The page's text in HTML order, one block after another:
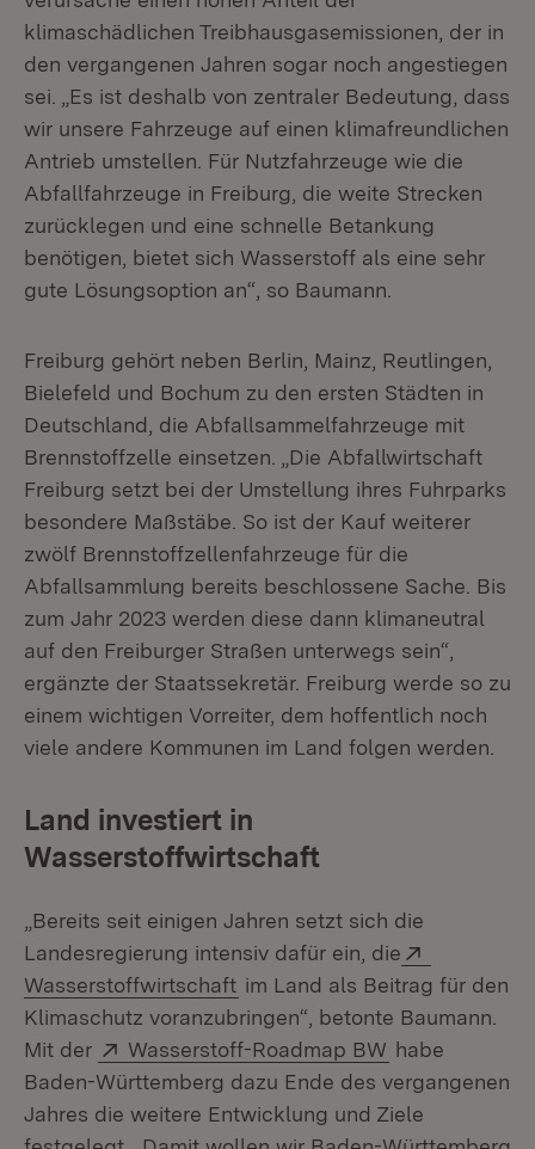
klimaschädlichen Treibhausgasemissionen, der in
den vergangenen Jahren sogar noch angestiegen
sei. „Es ist deshalb von zentraler Bedeutung, dass
wir unsere Fahrzeuge auf einen klimafreundlichen
Antrieb umstellen. Für Nutzfahrzeuge wie die
Abfallfahrzeuge in Freiburg, die weite Strecken
zurücklegen und eine schnelle Betankung
benötigen, bietet sich Wasserstoff als eine sehr
gute Lösungsoption an“, so Baumann.
Freiburg gehört neben Berlin, Mainz, Reutlingen,
Bielefeld und Bochum zu den ersten Städten in
Deutschland, die Abfallsammelfahrzeuge mit
Brennstoffzelle einsetzen. „Die Abfallwirtschaft
Freiburg setzt bei der Umstellung ihres Fuhrparks
besondere Maßstäbe. So ist der Kauf weiterer
zwölf Brennstoffzellenfahrzeuge für die
Abfallsammlung bereits beschlossene Sache. Bis
zum Jahr 2023 werden diese dann klimaneutral
auf den Freiburger Straßen unterwegs sein“,
ergänzte der Staatssekretär. Freiburg werde so zu
einem wichtigen Vorreiter, dem hoffentlich noch
viele andere Kommunen im Land folgen werden.
Land investiert in
Wasserstoffwirtschaft
„Bereits seit einigen Jahren setzt sich die
Landesregierung intensiv dafür ein, die
Wasserstoffwirtschaft (Öffnet in neuem Fenster)
im Land als Beitrag für den
Klimaschutz voranzubringen“, betonte Baumann.
Mit der
Extern:
Wasserstoff-Roadmap BW (Öffnet in
habe
Baden-Württemberg dazu Ende des vergangenen
Jahres die weitere Entwicklung und Ziele